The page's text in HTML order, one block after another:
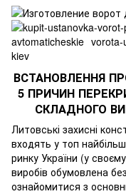
ВСТАНОВЛЕННЯ
5 ПРИЧИН
СКЛАДНОГО
Литовські захисні
входять у топ
ринку України (у
виробів обумовлена
ознайомитися з